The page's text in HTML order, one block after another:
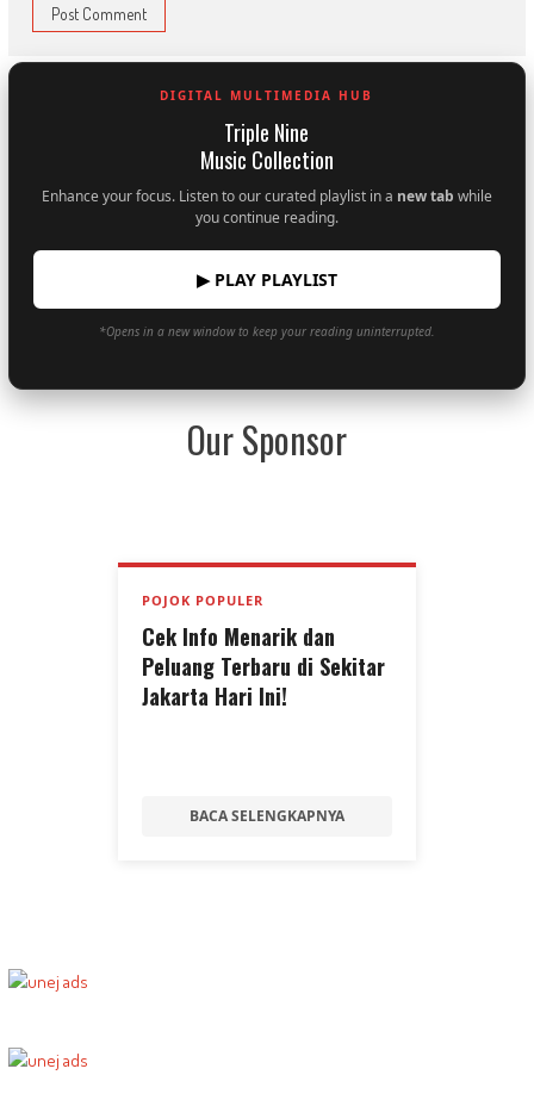
DIGITAL MULTIMEDIA HUB
Triple Nine
Music Collection
Enhance your focus. Listen to our curated playlist in a new tab while
you continue reading.
▶ PLAY PLAYLIST
*Opens in a new window to keep your reading uninterrupted.
Our Sponsor
POJOK POPULER
Cek Info Menarik dan
Peluang Terbaru di Sekitar
Jakarta Hari Ini!
BACA SELENGKAPNYA